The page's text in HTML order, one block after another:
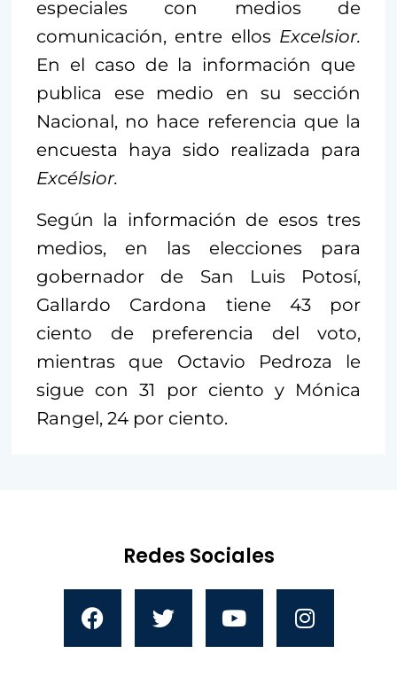
especiales con medios de
comunicación, entre ellos Excelsior.
En el caso de la información que
publica ese medio en su sección
Nacional, no hace referencia que la
encuesta haya sido realizada para
Excélsior.
Según la información de esos tres
medios, en las elecciones para
gobernador de San Luis Potosí,
Gallardo Cardona tiene 43 por
ciento de preferencia del voto,
mientras que Octavio Pedroza le
sigue con 31 por ciento y Mónica
Rangel, 24 por ciento.
Redes Sociales